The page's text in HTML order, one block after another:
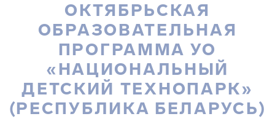
ОКТЯБРЬСКАЯ
ОБРАЗОВАТЕЛЬНАЯ
ПРОГРАММА УО
«НАЦИОНАЛЬНЫЙ
ДЕТСКИЙ ТЕХНОПАРК»
(РЕСПУБЛИКА БЕЛАРУСЬ)